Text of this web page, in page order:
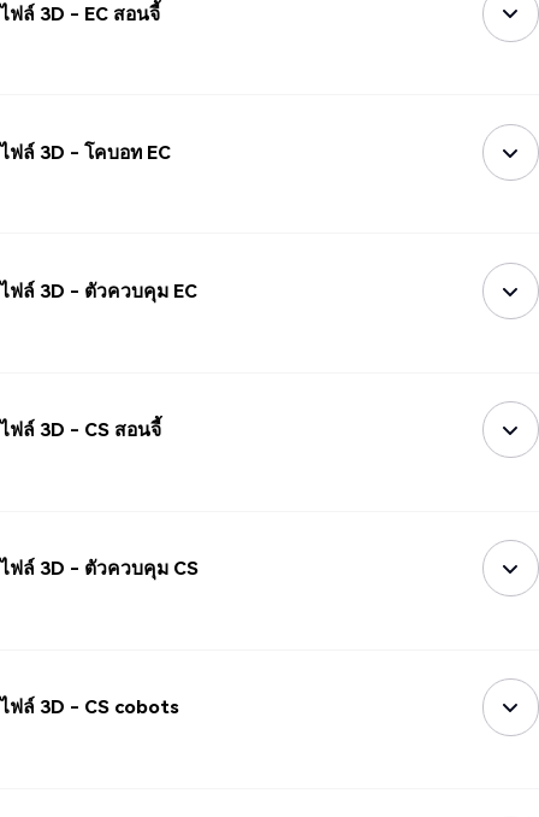
ไฟล์ 3D - EC สอนจี้
ไฟล์ 3D - โคบอท EC
ไฟล์ 3D - ตัวควบคุม EC
ไฟล์ 3D - CS สอนจี้
ไฟล์ 3D - ตัวควบคุม CS
ไฟล์ 3D - CS cobots